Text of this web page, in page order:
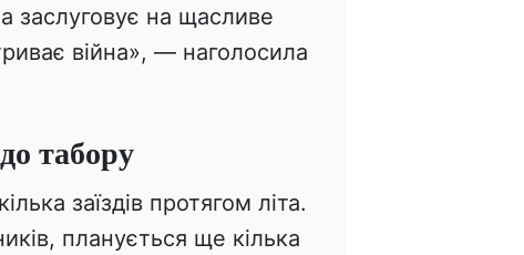
заслуговує на щасливе
війна», — наголосила
табору
заїздів протягом літа.
планується ще кілька